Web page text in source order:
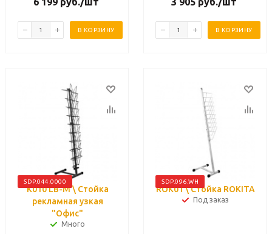
В КОРЗИНУ В КОРЗИНУ
SDP.044.0000
К010 LB-M \ Стойка
рекламная узкая
"Офис"
Много
SDP.096.WH
ROK01 \ Стойка ROKITA
Под заказ